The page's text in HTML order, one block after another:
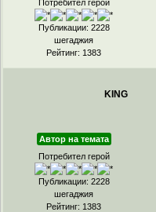
Потребител герой
Публикации: 2228
шегаджия
Рейтинг: 1383
KING
Автор на темата
Потребител герой
Публикации: 2228
шегаджия
Рейтинг: 1383